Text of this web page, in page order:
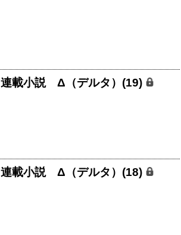
連載小説 Δ（デルタ）(19)
連載小説 Δ（デルタ）(18)